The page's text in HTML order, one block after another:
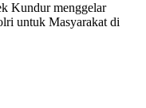
Kundur menggelar
untuk Masyarakat di